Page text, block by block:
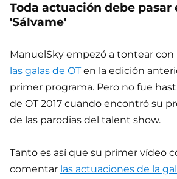
Toda actuación debe pasar
'Sálvame'
ManuelSky empezó a tontear con
las galas de OTen la edición
primer programa. Pero no fue
de OT 2017 cuando encontró su
de las parodias del talent show.
Tanto es así que su primer vídeo
comentar las actuaciones de la